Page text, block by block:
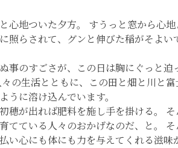
心地ついた夕方。 すうっと窓から心
照らされて、グンと伸びた稲がそよい
事のすごさが、この日は胸にぐっと迫
の生活とともに、この田と畑と川と
うに溶け込んでいます。
穂が出れば肥料を施し手を掛ける。 そ
てている人々のおかげなのだ、と。 そ
い心にも体にも力を与えてくれる滋味